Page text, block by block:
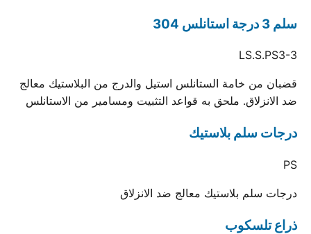
سلم 3 درجة استانلس 304
LS.S.PS3-3
قضبان من خامة الستانلس استيل والدرج من البلاستيك معالج
ضد الانزلاق. ملحق به قواعد التثبيت ومسامير من الاستانلس
درجات سلم بلاستيك
PS
درجات سلم بلاستيك معالج ضد الانزلاق
ذراع تلسكوب